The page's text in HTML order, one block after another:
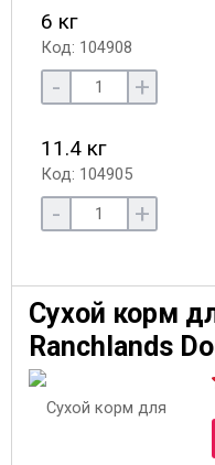
6 кг
Код: 104908
- +
11.4 кг
Код: 104905
- +
Сухой корм
Ranchlands